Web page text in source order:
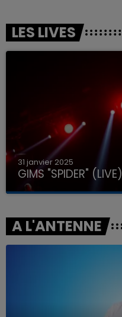
LES LIVES
31 janvier 2025
GIMS "SPIDER" (LIVE)
A L'ANTENNE